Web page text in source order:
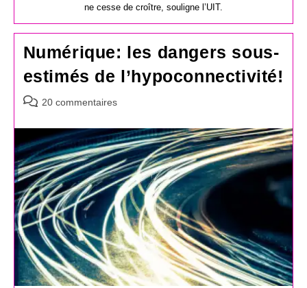
ne cesse de croître, souligne l’UIT.
Numérique: les dangers sous-
estimés de l’hypoconnectivité!
Commentaires
la
publication :
20 commentaires